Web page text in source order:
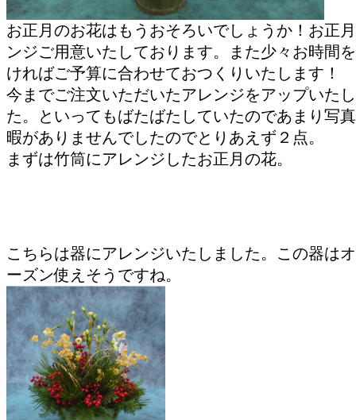
お正月のお花はもうおそろいでしょうか！お正
ンジご用意いたしております。また少々お時間
ければご予算に合わせておつくりいたします！
今までご注文いただいたアレンジをアップいた
た。といってもばたばたしていたのであまり写
暇がありませんでしたのでとりあえず２点。
まずは竹筒にアレンジしたお正月の花。
こちらは器にアレンジいたしました。この器は
ーズン使えそうですね。